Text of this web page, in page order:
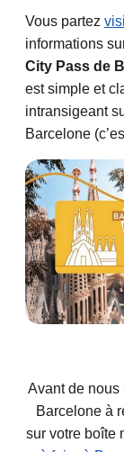
Vous partez
informations
City Pass de
est simple et
intransigeant
Barcelone
Avant de nous
Barcelone à
sur votre boîte